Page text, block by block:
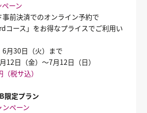
ーン
前決済でのオンライン予約で
コース」をお得なプライスでご利用い
6月30日（火）まで
12日（金）～7月12日（日）
税サ込）
限定プラン
ペーン